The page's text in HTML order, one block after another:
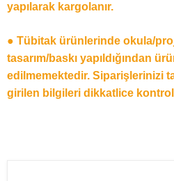
yapılarak kargolanır.
● Tübitak ürünlerinde okula/
tasarım/baskı yapıldığından
edilmemektedir. Siparişlerinizi
girilen bilgileri dikkatlice